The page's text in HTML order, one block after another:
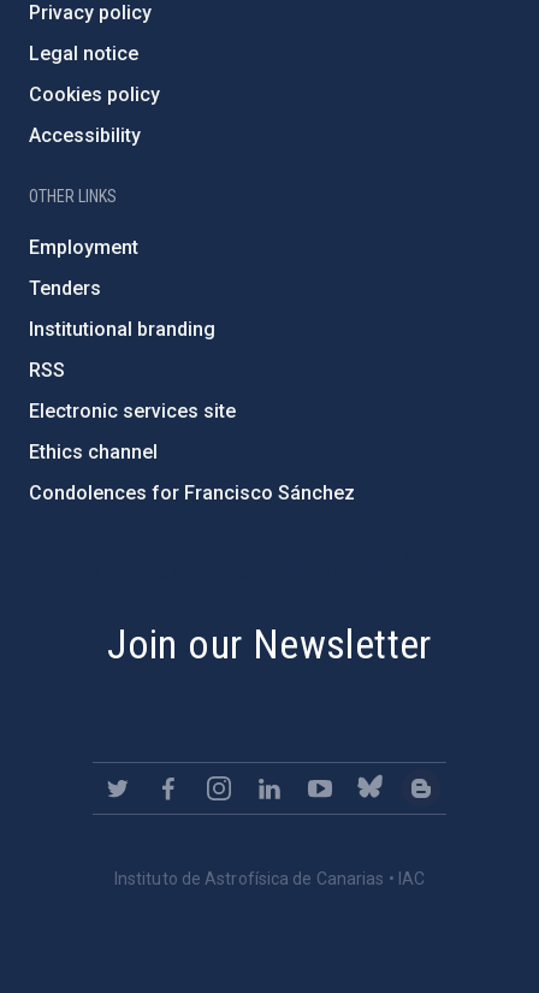
Privacy policy
Legal notice
Cookies policy
Accessibility
OTHER LINKS
Employment
Tenders
Institutional branding
RSS
Electronic services site
Ethics channel
Condolences for Francisco Sánchez
Join our Newsletter
Instituto de Astrofísica de Canarias • IAC